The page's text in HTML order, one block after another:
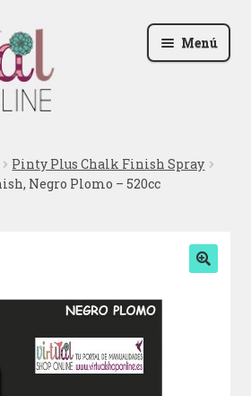
Menú
Pinty Plus Chalk Finish Spray
Negro Plomo – 520cc